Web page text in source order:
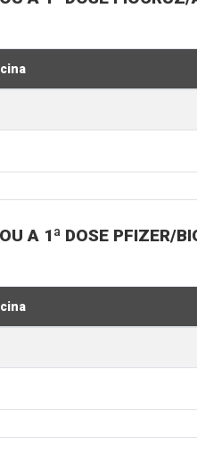
A 1ª DOSE PFIZER/